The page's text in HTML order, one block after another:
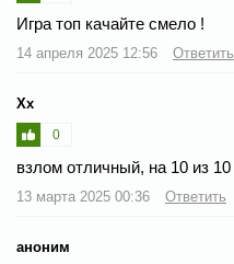
Игра топ качайте смело !
14 апреля 2025 12:56 Ответить
Хх
0
взлом отличный, на 10 из 10
13 марта 2025 00:36 Ответить
аноним